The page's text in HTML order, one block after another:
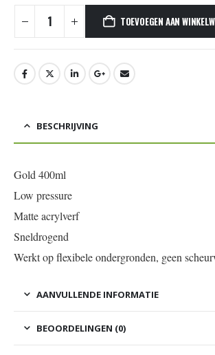
TOEVOEGEN AAN
BESCHRIJVING
Gold 400ml
Low pressure
Matte acrylverf
Sneldrogend
Werkt op flexibele ondergronden, geen
AANVULLENDE INFORMATIE
BEOORDELINGEN (0)